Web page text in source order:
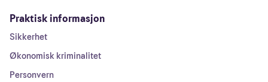
Praktisk informasjon
Sikkerhet
Økonomisk kriminalitet
Personvern